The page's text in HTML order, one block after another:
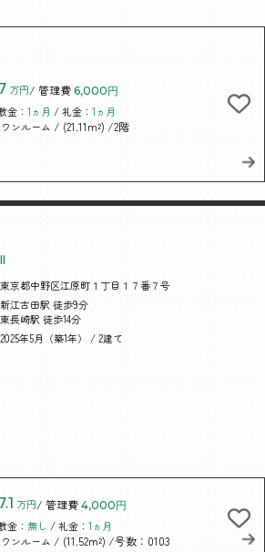
万円/ 管理費 6,000円
金：1ヵ月 / 礼金：1ヵ月
ワンルーム / (21.11m²) /2階
東京都中野区江原町１丁目１７番７号
新江古田駅 徒歩9分
東長崎駅 徒歩14分
2025年5月（築1年） / 2建て
万円/ 管理費 4,000円
金： 無し / 礼金：1ヵ月
ワンルーム / (11.52m²) /号数：0103